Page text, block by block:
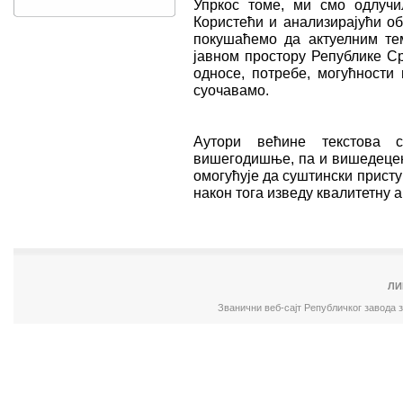
Упркос томе, ми смо
Користећи и анализирајући
покушаћемо да актуелним
јавном простору Републике
односе, потребе,
суочавамо.
Аутори већине текстова
вишегодишње, па и
омогућује да суштински
након тога изведу квалитетну
Званични веб-сајт Републичког